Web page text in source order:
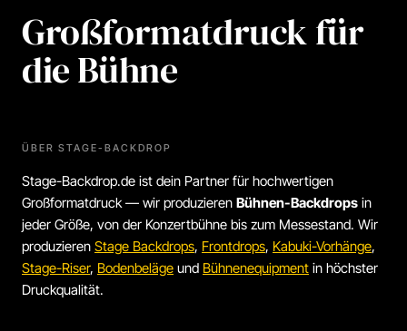
Großformatdruck für
die Bühne
ÜBER STAGE-BACKDROP
Stage-Backdrop.de ist dein Partner für hochwertigen
Großformatdruck — wir produzieren Bühnen-Backdrops in
jeder Größe, von der Konzertbühne bis zum Messestand. Wir
produzieren Stage Backdrops, Frontdrops, Kabuki-Vorhänge,
Stage-Riser, Bodenbeläge und Bühnenequipment in höchster
Druckqualität.